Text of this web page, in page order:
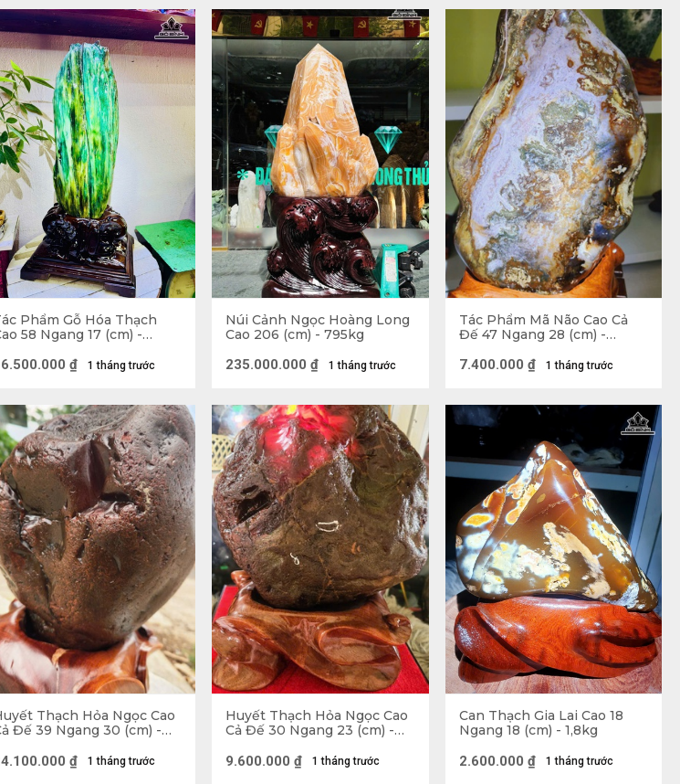
thuật. Không chỉ được xem là vật phẩm trang trí, giúp tô điểm cũng như tạo điểm
Thủy còn giúp tái hiện đa dạng hình ảnh với tượng thú, tượng đá phong thủy đầy độc
tay đầy tài hoa, khéo léo của người nghệ nhân điêu khắc, mỗi bức tượng Đá Phong
riêng, sự tinh xảo thể hiện rõ qua từng chi tiết trên từng sản phẩm.
làm bằng các loại đá nguyên chất có độ bền cao như đá cẩm thạch, đá trắng, đá xanh,
bền cao, trường tồn với thời gian
đá mỹ nghệ có độ bóng tự nhiên cũng như màu sắc bắt mắt hơn, tạo nên sự khác biệt,
đẹp với các đường nét điêu khắc sắc nét, tinh xảo
Phẩm Gỗ Hóa Thạch
58 Ngang 17 (cm) -
1 tháng trước
₫
Núi Cảnh Ngọc Hoàng Long
Cao 206 (cm) - 795kg
1 tháng trước
235.000.000 ₫
Tác Phẩm Mã Não Cao Cả
Đế 47 Ngang 28 (cm) -
1 tháng trước
7.400.000 ₫
Thạch Hỏa Ngọc Cao
Đế 39 Ngang 30 (cm) -
1 tháng trước
₫
Huyết Thạch Hỏa Ngọc Cao
Cả Đế 30 Ngang 23 (cm) -
1 tháng trước
9.600.000 ₫
Can Thạch Gia Lai Cao 18
Ngang 18 (cm) - 1,8kg
1 tháng trước
2.600.000 ₫